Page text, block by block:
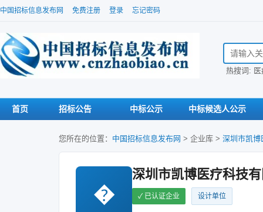
中国招标信息发布网 免费注册 登录 忘记密码
搜索招标信
热搜词:
首页 招标公告 中标公示 中标候选人公示
您所在的位置： 中国招标信息发布网 > 企业库 > 深圳市凯博
�
深圳市凯博医疗科技
✓ 已认证企业 设计单位